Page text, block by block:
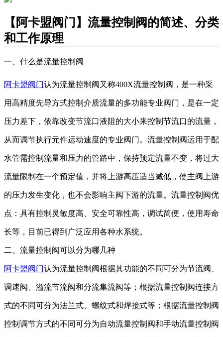
【阿卡盟阀门】流量控制阀的简述、分类
和工作原理
一、什么是流量控制阀
阿卡盟阀门认为流量控制阀又称400X流量控制阀，是一种采
用高精度先导方式控制 介质流量的多功能专业阀门，是在一定
压力差下，依靠改变节流口液阻的大小来控制节流口的流量，
从而调节执行元件运动速度的专业阀门。 流量控制阀运用于配
水管需控制流量和压力的管路中，保持预定流量不变，将过大
流量限制在一个预定值，并将上游高压适当减低，使主阀上游
的压力发生变化，也不会影响主阀下游的流量。流量控制阀优
点： 具有控制灵敏度高、安全可靠性高，调试简便，使用寿命
长等，目前已得到广泛应用各种水系统。
二、流量控制阀可以分为哪几种
阿卡盟阀门认为流量控制阀根据其功能的不同可分为节流阀、
调速阀、溢流节流阀和分流集流阀等 ； 根据流量控制阀连接方
式的不同可分为法兰式、螺纹式和焊接式等 ； 根据流量控制阀
控制调节方式的不同可分为自动流量控制阀和手动流量控制阀